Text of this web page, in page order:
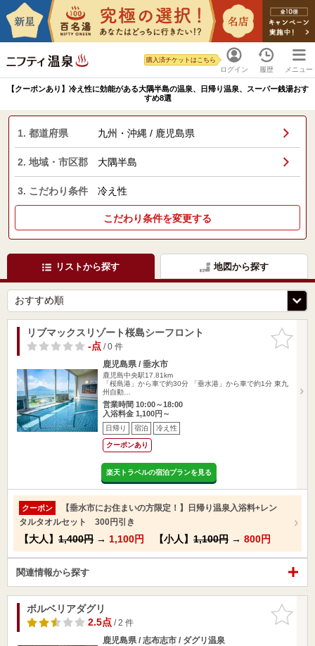
ログイン
購入済チケットはこちら
履歴 メニュー
【クーポンあり】冷え性に効能がある大隅半島の温泉、日帰り温泉、スーパー銭湯おす
すめ8選
1. 都道府県 九州・沖縄 / 鹿児島県
2. 地域・市区郡 大隅半島
3. こだわり条件 冷え性
こだわり条件を変更する
リストから探す 地図から探す
お気に入
りに追加
リブマックスリゾート桜島シーフロント
-点/ 0 件
鹿児島県 / 垂水市
鹿児島中央駅17.81km
「桜島港」から車で約30分 「垂水港」から車で約1分 東九
州自動…
営業時間 10:00～18:00
入浴料金 1,100円～
日帰り 宿泊 冷え性
クーポンあり
楽天トラベルの宿泊プランを見る
クーポン
【垂水市にお住まいの方限定！】日帰り温泉入浴料+レン
タルタオルセット 300円引き
【大人】 1,400円 → 1,100円 【小人】 1,100円 → 800円
関連情報から探す
お気に入
りに追加
ボルベリアダグリ
2.5点/ 2 件
鹿児島県 / 志布志市 / ダグリ温泉